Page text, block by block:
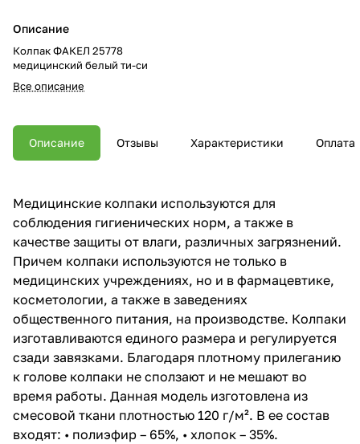
Описание
Колпак ФАКЕЛ 25778
медицинский белый ти-си
Все описание
Описание Отзывы Характеристики Оплата
Медицинские колпаки используются для
соблюдения гигиенических норм, а также в
качестве защиты от влаги, различных загрязнений.
Причем колпаки используются не только в
медицинских учреждениях, но и в фармацевтике,
косметологии, а также в заведениях
общественного питания, на производстве. Колпаки
изготавливаются единого размера и регулируется
сзади завязками. Благодаря плотному прилеганию
к голове колпаки не сползают и не мешают во
время работы. Данная модель изготовлена из
смесовой ткани плотностью 120 г/м². В ее состав
входят: • полиэфир – 65%, • хлопок – 35%.